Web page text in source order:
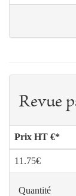
Revue
Prix HT €*
11.75€
Quantité